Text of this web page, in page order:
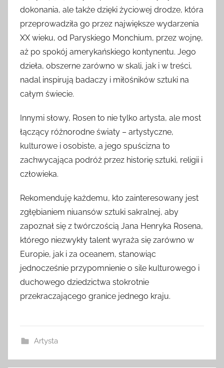
dokonania, ale także dzięki życiowej drodze, która
przeprowadziła go przez największe wydarzenia
XX wieku, od Paryskiego Monchium, przez wojnę,
aż po spokój amerykańskiego kontynentu. Jego
dzieła, obszerne zarówno w skali, jak i w treści,
nadal inspirują badaczy i miłośników sztuki na
całym świecie.
Innymi słowy, Rosen to nie tylko artysta, ale most
łączący różnorodne światy – artystyczne,
kulturowe i osobiste, a jego spuścizna to
zachwycająca podróż przez historię sztuki, religii i
człowieka.
Rekomenduję każdemu, kto zainteresowany jest
zgłębianiem niuansów sztuki sakralnej, aby
zapoznał się z twórczością Jana Henryka Rosena,
którego niezwykły talent wyraża się zarówno w
Europie, jak i za oceanem, stanowiąc
jednocześnie przypomnienie o sile kulturowego i
duchowego dziedzictwa stokrotnie
przekraczającego granice jednego kraju.
Artysta